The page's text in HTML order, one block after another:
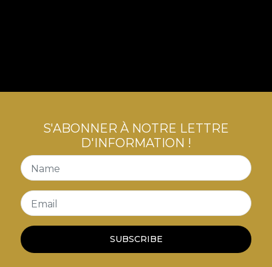
S'ABONNER À NOTRE LETTRE
D'INFORMATION !
Name
Email
SUBSCRIBE